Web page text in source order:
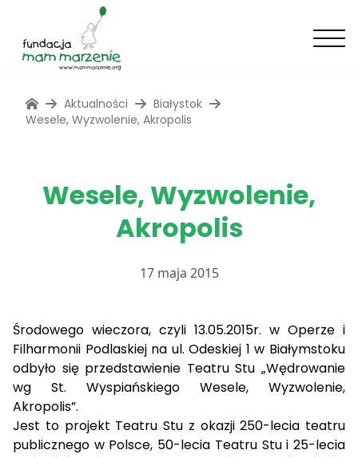
Aktualności
Białystok
Wesele, Wyzwolenie, Akropolis
Wesele, Wyzwolenie,
Akropolis
17 maja 2015
Środowego wieczora, czyli 13.05.2015r. w Operze i
Filharmonii Podlaskiej na ul. Odeskiej 1 w Białymstoku
odbyło się przedstawienie Teatru Stu „Wędrowanie
wg St. Wyspiańskiego Wesele, Wyzwolenie,
Akropolis”.
Jest to projekt Teatru Stu z okazji 250-lecia teatru
publicznego w Polsce, 50-lecia Teatru Stu i 25-lecia